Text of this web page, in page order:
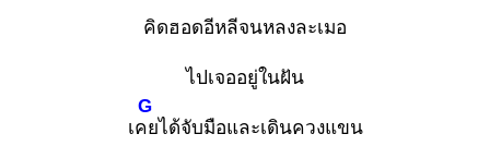
คิดฮอดอีหลีจนหลงละเมอ
ไปเจออยู่ในฝัน
เคย
G
ได้จับมือและเดินควงแขน